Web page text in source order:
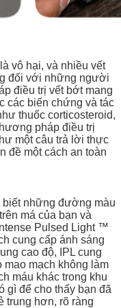
vô hại, và nhiều vết
đối với những người
điều trị vết bớt mang
các biến chứng và tác
thuốc corticosteroid,
pháp điều trị
một câu trả lời thực
đề một cách an toàn
biết những đường màu
má của bạn và
Pulsed Light ™
cung cấp ánh sáng
cao độ, IPL cung
mao mạch không làm
máu khác trong khu
gì để cho thấy bạn đã
trung hơn, rõ ràng